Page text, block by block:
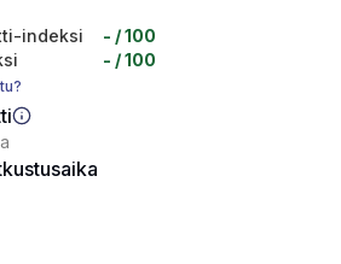
indeksi
- / 100
- / 100